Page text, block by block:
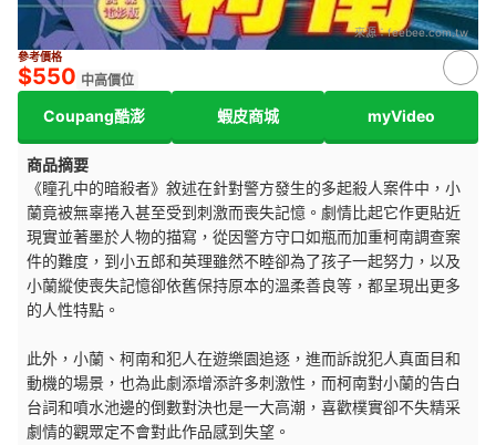
來源：feebee.com.tw
參考價格
$550 中高價位
Coupang酷澎 蝦皮商城 myVideo
商品摘要
《瞳孔中的暗殺者》敘述在針對警方發生的多起殺人案件中，小
蘭竟被無辜捲入甚至受到刺激而喪失記憶。劇情比起它作更貼近
現實並著墨於人物的描寫，從因警方守口如瓶而加重柯南調查案
件的難度，到小五郎和英理雖然不睦卻為了孩子一起努力，以及
小蘭縱使喪失記憶卻依舊保持原本的溫柔善良等，都呈現出更多
的人性特點。
此外，小蘭、柯南和犯人在遊樂園追逐，進而訴說犯人真面目和
動機的場景，也為此劇添增添許多刺激性，而柯南對小蘭的告白
台詞和噴水池邊的倒數對決也是一大高潮，喜歡樸實卻不失精采
劇情的觀眾定不會對此作品感到失望。